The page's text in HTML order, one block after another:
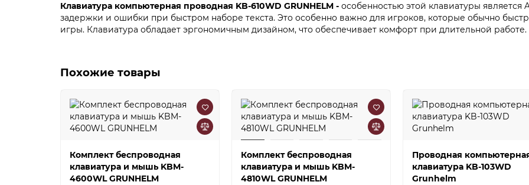
Клавиатура компьютерная проводная KB-610WD GRUNHELM - особенностью этой клавиатуры
задержки и ошибки при быстром наборе текста. Это особенно важно для игроков, которые обычно
игры. Клавиатура обладает эргономичным дизайном, что обеспечивает комфорт при длительной работе.
Похожие товары
Комплект беспроводная
клавиатура и мышь KBM-
4600WL GRUNHELM
Комплект беспроводная
клавиатура и мышь KBM-
4810WL GRUNHELM
Проводная
клавиатура KB-103WD
Grunhelm